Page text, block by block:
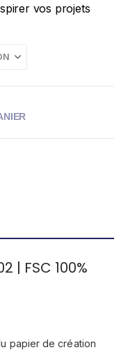
vos projets
| FSC 100%
papier de création